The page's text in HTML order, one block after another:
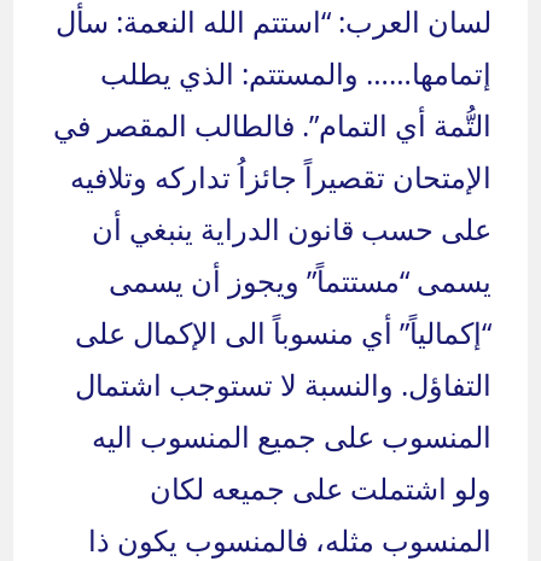
لسان العرب: “استتم الله النعمة: سأل
إتمامها…… والمستتم: الذي يطلب
التُّمة أي التمام”. فالطالب المقصر في
الإمتحان تقصيراً جائزاُ تداركه وتلافيه
على حسب قانون الدراية ينبغي أن
يسمى “مستتماً” ويجوز أن يسمى
“إكمالياً” أي منسوباً الى الإكمال على
التفاؤل. والنسبة لا تستوجب اشتمال
المنسوب على جميع المنسوب اليه
ولو اشتملت على جميعه لكان
المنسوب مثله، فالمنسوب يكون ذا